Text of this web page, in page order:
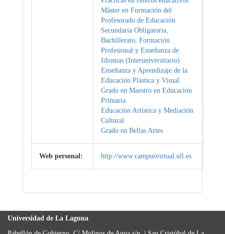
Máster en Formación del
Profesorado de Educación
Secundaria Obligatoria,
Bachillerato, Formación
Profesional y Enseñanza de
Idiomas (Interuniversitario)
Enseñanza y Aprendizaje de la
Educación Plástica y Visual
Grado en Maestro en Educación
Primaria
Educación Artística y Mediación
Cultural
Grado en Bellas Artes
Web personal: http://www.campusvirtual.ull.es
Universidad de La Laguna